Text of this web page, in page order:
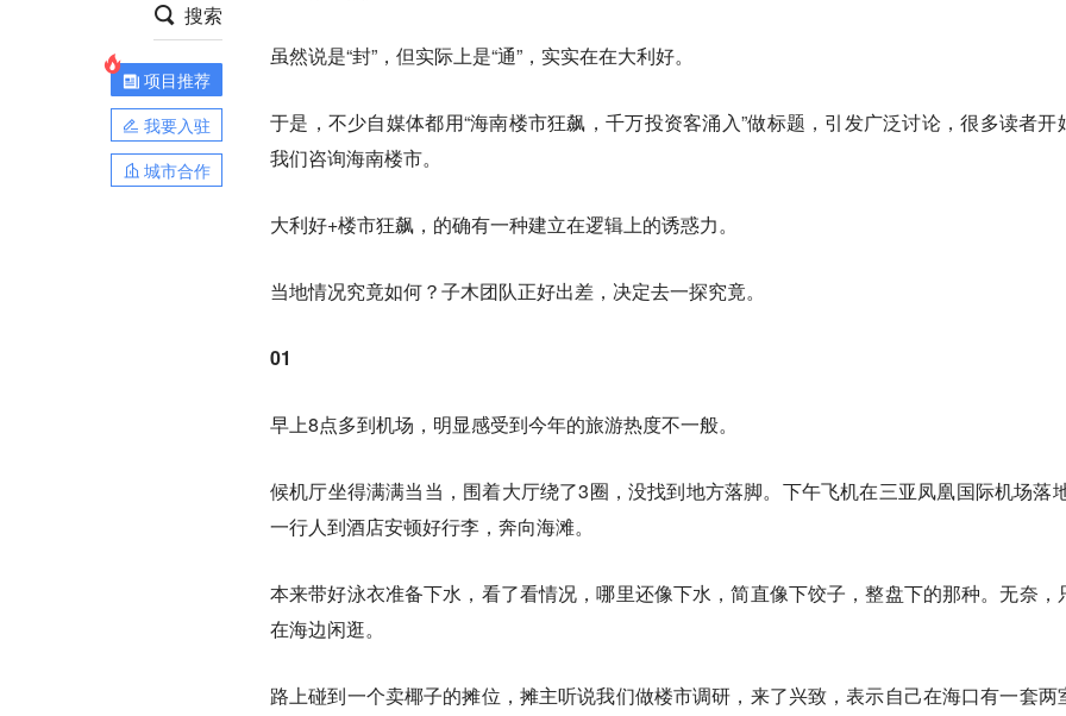
搜索
项目推荐
我要入驻
城市合作
虽然说是“封”，但实际上是“通”，实实在在大利好。
于是，不少自媒体都用“海南楼市狂飙，千万投资客涌入”做标题，引发广泛讨论，很多读者开
我们咨询海南楼市。
大利好+楼市狂飙，的确有一种建立在逻辑上的诱惑力。
当地情况究竟如何？子木团队正好出差，决定去一探究竟。
01
早上8点多到机场，明显感受到今年的旅游热度不一般。
候机厅坐得满满当当，围着大厅绕了3圈，没找到地方落脚。下午飞机在三亚凤凰国际机场落
一行人到酒店安顿好行李，奔向海滩。
本来带好泳衣准备下水，看了看情况，哪里还像下水，简直像下饺子，整盘下的那种。无奈，
在海边闲逛。
路上碰到一个卖椰子的摊位，摊主听说我们做楼市调研，来了兴致，表示自己在海口有一套两